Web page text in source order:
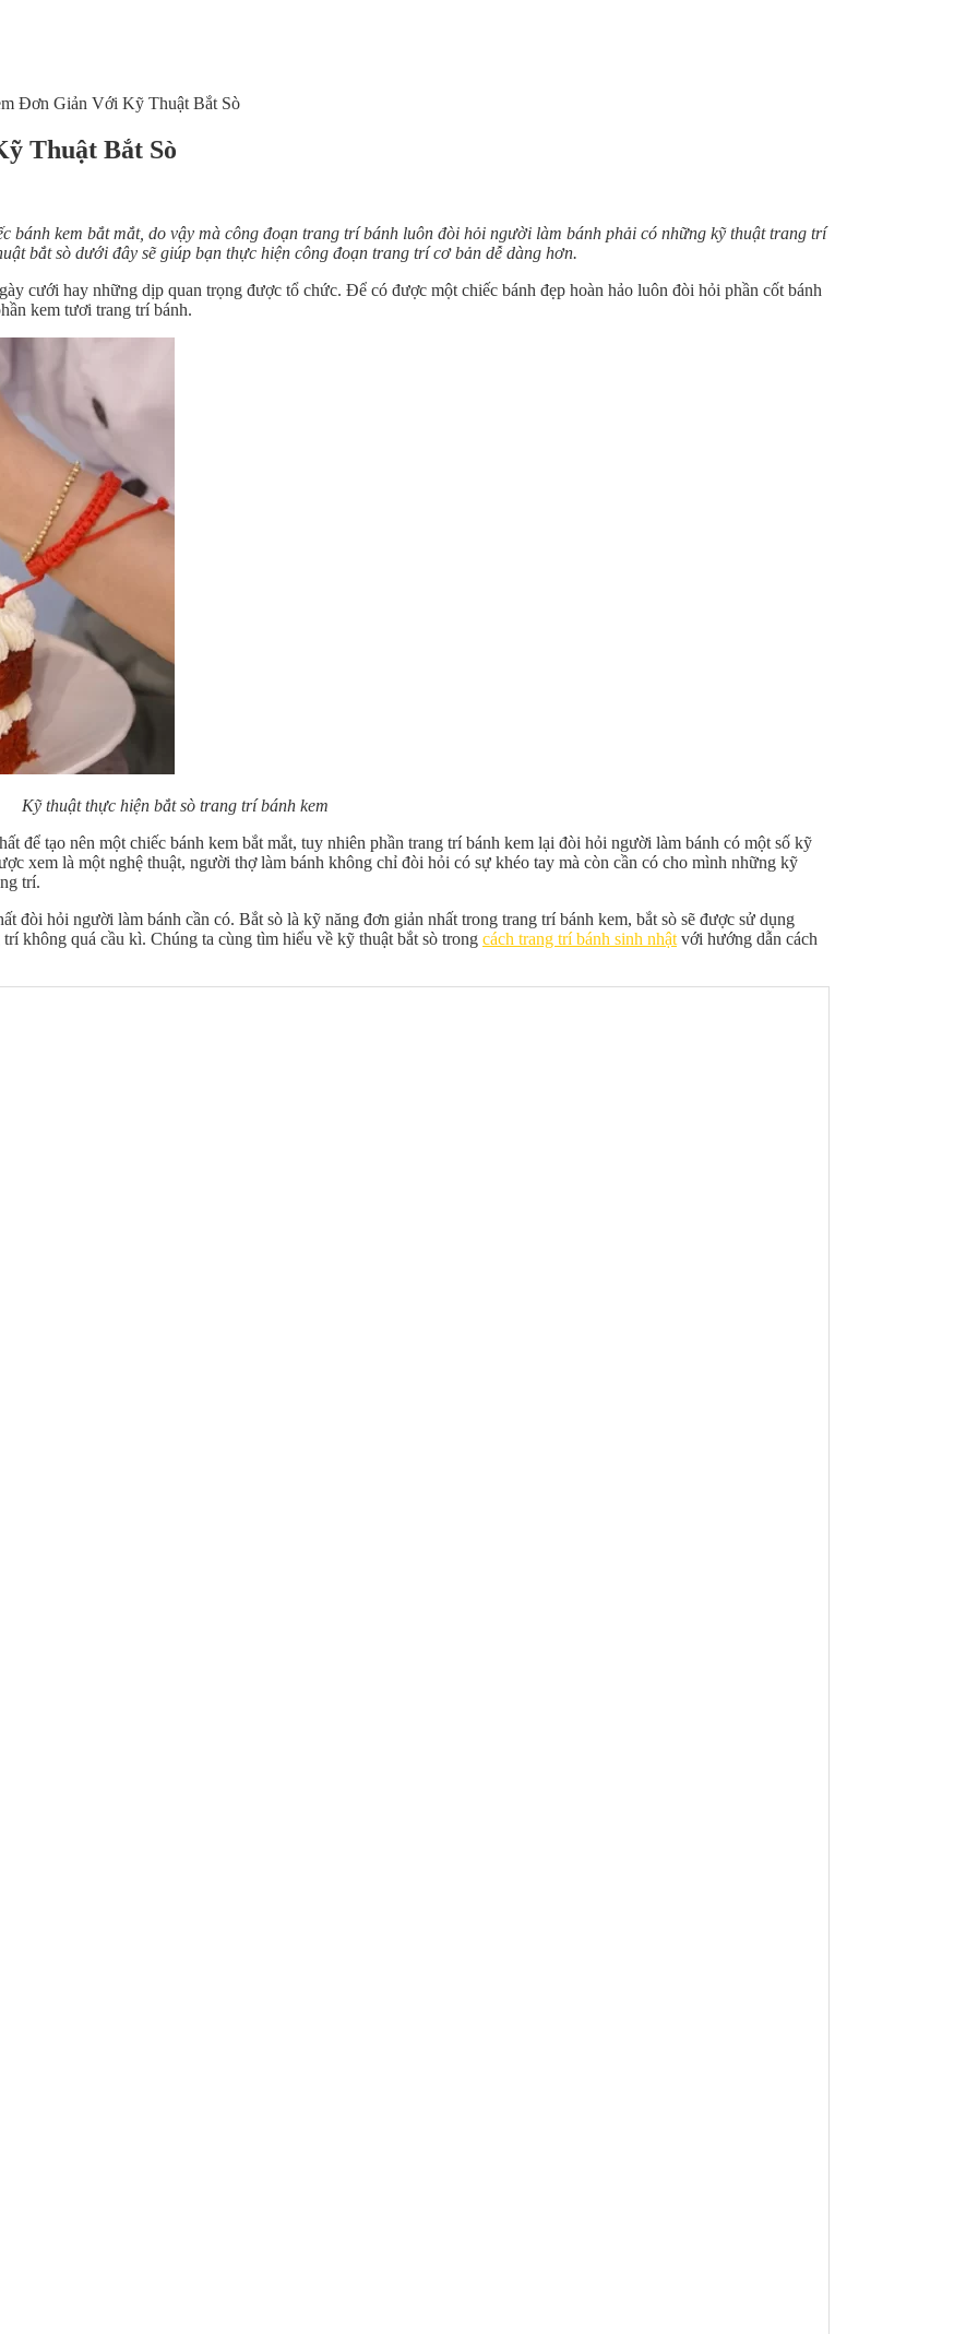
Đơn Giản Với Kỹ Thuật Bắt Sò
Thuật Bắt Sò
bánh kem bắt mắt, do vậy mà công đoạn trang trí bánh luôn đòi hỏi người làm bánh phải có những kỹ thuật trang trí
bắt sò dưới đây sẽ giúp bạn thực hiện công đoạn trang trí cơ bản dễ dàng hơn.
cưới hay những dịp quan trọng được tổ chức. Để có được một chiếc bánh đẹp hoàn hảo luôn đòi hỏi phần cốt bánh
kem tươi trang trí bánh.
Kỹ thuật thực hiện bắt sò trang trí bánh kem
để tạo nên một chiếc bánh kem bắt mắt, tuy nhiên phần trang trí bánh kem lại đòi hỏi người làm bánh có một số kỹ
xem là một nghệ thuật, người thợ làm bánh không chỉ đòi hỏi có sự khéo tay mà còn cần có cho mình những kỹ
trí.
đòi hỏi người làm bánh cần có. Bắt sò là kỹ năng đơn giản nhất trong trang trí bánh kem, bắt sò sẽ được sử dụng
không quá cầu kì. Chúng ta cùng tìm hiểu về kỹ thuật bắt sò trong cách trang trí bánh sinh nhật với hướng dẫn cách